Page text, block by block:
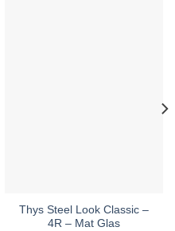
Thys Steel Look Classic –
4R – Mat Glas